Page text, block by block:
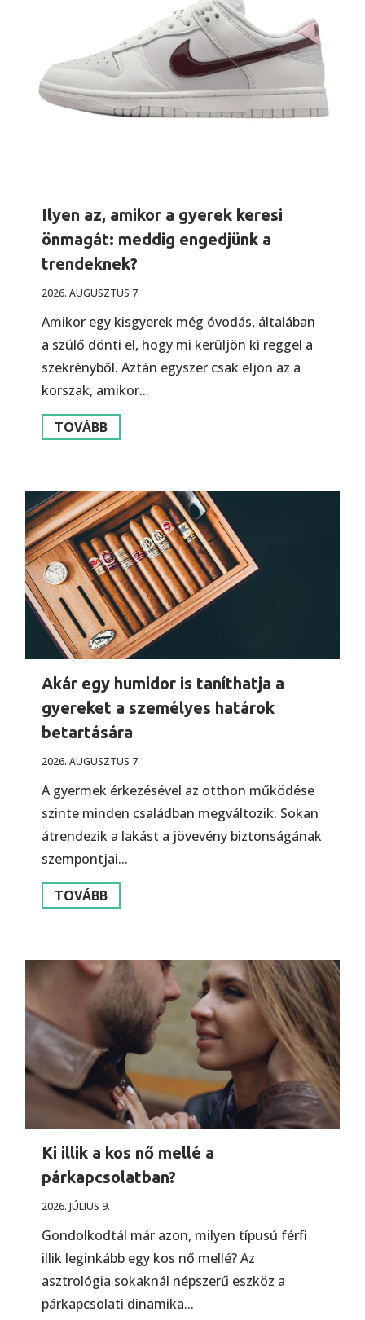
Ilyen az, amikor a gyerek keresi
önmagát: meddig engedjünk a
trendeknek?
2026. AUGUSZTUS 7.
Amikor egy kisgyerek még óvodás, általában
a szülő dönti el, hogy mi kerüljön ki reggel a
szekrényből. Aztán egyszer csak eljön az a
korszak, amikor...
TOVÁBB
Akár egy humidor is taníthatja a
gyereket a személyes határok
betartására
2026. AUGUSZTUS 7.
A gyermek érkezésével az otthon működése
szinte minden családban megváltozik. Sokan
átrendezik a lakást a jövevény biztonságának
szempontjai...
TOVÁBB
Ki illik a kos nő mellé a
párkapcsolatban?
2026. JÚLIUS 9.
Gondolkodtál már azon, milyen típusú férfi
illik leginkább egy kos nő mellé? Az
asztrológia sokaknál népszerű eszköz a
párkapcsolati dinamika...